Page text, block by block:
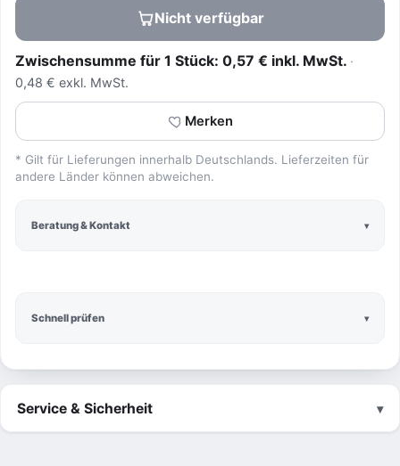
Schnell prüfen
Nicht verfügbar
Zwischensumme für 1 Stück: 0,57 € inkl. MwSt.
0,48 € exkl. MwSt.
Merken
* Gilt für Lieferungen innerhalb Deutschlands. Lieferzeiten für
andere Länder können abweichen.
Beratung & Kontakt
Service & Sicherheit